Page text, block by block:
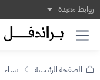
روابط مفيدة
الصفحة الرئيسية نساء